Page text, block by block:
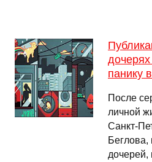
панику
После
личной
Санкт-
Беглова,
дочерей,